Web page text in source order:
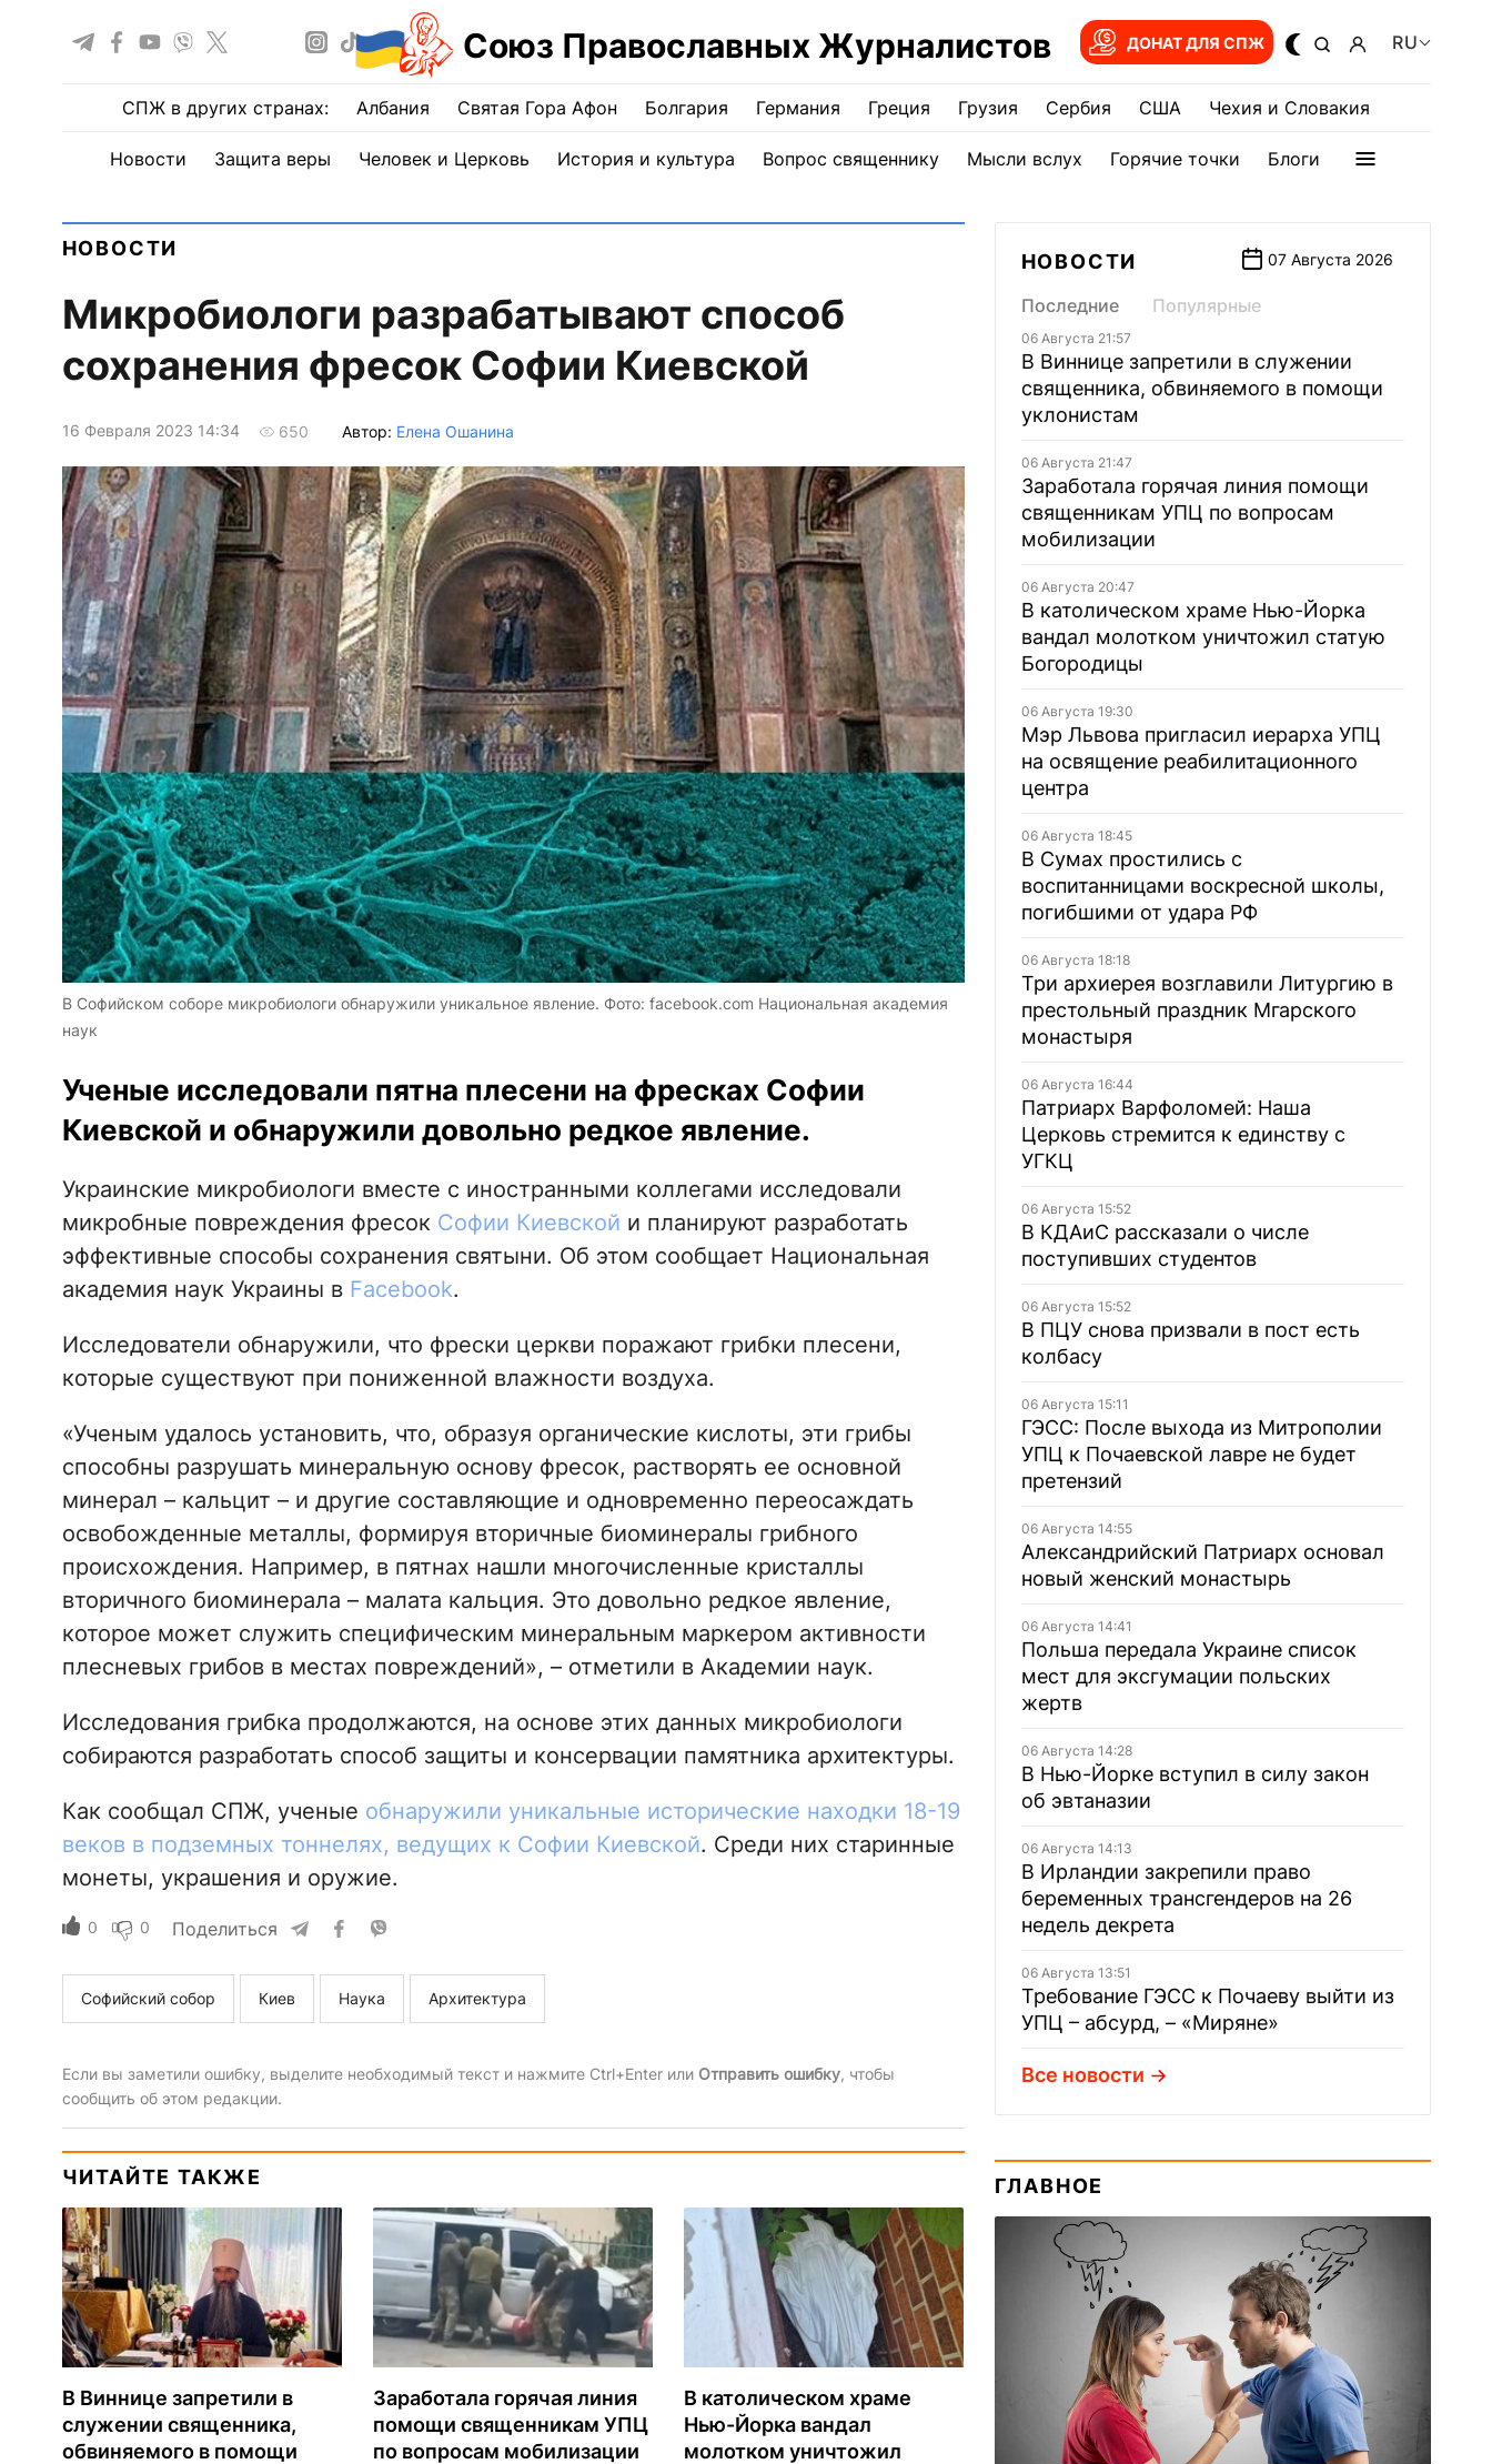
Союз Православных Журналистов ДОНАТ ДЛЯ СПЖ RU
СПЖ в других странах: Албания Святая Гора Афон Болгария Германия Греция Грузия Сербия США Чехия и Словакия
Новости Защита веры Человек и Церковь История и культура Вопрос священнику Мысли вслух Горячие точки Блоги
НОВОСТИ
Микробиологи разрабатывают способ
сохранения фресок Софии Киевской
16 Февраля 2023 14:34 650 Автор: Елена Ошанина
В Софийском соборе микробиологи обнаружили уникальное явление. Фото: facebook.com Национальная академия
наук
Ученые исследовали пятна плесени на фресках Софии
Киевской и обнаружили довольно редкое явление.
Украинские микробиологи вместе с иностранными коллегами исследовали
микробные повреждения фресок Софии Киевской и планируют разработать
эффективные способы сохранения святыни. Об этом сообщает Национальная
академия наук Украины в Facebook.
Исследователи обнаружили, что фрески церкви поражают грибки плесени,
которые существуют при пониженной влажности воздуха.
«Ученым удалось установить, что, образуя органические кислоты, эти грибы
способны разрушать минеральную основу фресок, растворять ее основной
минерал – кальцит – и другие составляющие и одновременно переосаждать
освобожденные металлы, формируя вторичные биоминералы грибного
происхождения. Например, в пятнах нашли многочисленные кристаллы
вторичного биоминерала – малата кальция. Это довольно редкое явление,
которое может служить специфическим минеральным маркером активности
плесневых грибов в местах повреждений», – отметили в Академии наук.
Исследования грибка продолжаются, на основе этих данных микробиологи
собираются разработать способ защиты и консервации памятника архитектуры.
Как сообщал СПЖ, ученые обнаружили уникальные исторические находки 18-19
веков в подземных тоннелях, ведущих к Софии Киевской. Среди них старинные
монеты, украшения и оружие.
0 0 Поделиться
Софийский собор Киев Наука Архитектура
Если вы заметили ошибку, выделите необходимый текст и нажмите Ctrl+Enter или Отправить ошибку, чтобы
сообщить об этом редакции.
ЧИТАЙТЕ ТАКЖЕ
В Виннице запретили в
служении священника,
обвиняемого в помощи
Заработала горячая линия
помощи священникам УПЦ
по вопросам мобилизации
В католическом храме
Нью-Йорка вандал
молотком уничтожил
НОВОСТИ 07 Августа 2026
Последние Популярные
06 Августа 21:57
В Виннице запретили в служении
священника, обвиняемого в помощи
уклонистам
06 Августа 21:47
Заработала горячая линия помощи
священникам УПЦ по вопросам
мобилизации
06 Августа 20:47
В католическом храме Нью-Йорка
вандал молотком уничтожил статую
Богородицы
06 Августа 19:30
Мэр Львова пригласил иерарха УПЦ
на освящение реабилитационного
центра
06 Августа 18:45
В Сумах простились с
воспитанницами воскресной школы,
погибшими от удара РФ
06 Августа 18:18
Три архиерея возглавили Литургию в
престольный праздник Мгарского
монастыря
06 Августа 16:44
Патриарх Варфоломей: Наша
Церковь стремится к единству с
УГКЦ
06 Августа 15:52
В КДАиС рассказали о числе
поступивших студентов
06 Августа 15:52
В ПЦУ снова призвали в пост есть
колбасу
06 Августа 15:11
ГЭСС: После выхода из Митрополии
УПЦ к Почаевской лавре не будет
претензий
06 Августа 14:55
Александрийский Патриарх основал
новый женский монастырь
06 Августа 14:41
Польша передала Украине список
мест для эксгумации польских
жертв
06 Августа 14:28
В Нью-Йорке вступил в силу закон
об эвтаназии
06 Августа 14:13
В Ирландии закрепили право
беременных трансгендеров на 26
недель декрета
06 Августа 13:51
Требование ГЭСС к Почаеву выйти из
УПЦ – абсурд, – «Миряне»
Все новости
ГЛАВНОЕ